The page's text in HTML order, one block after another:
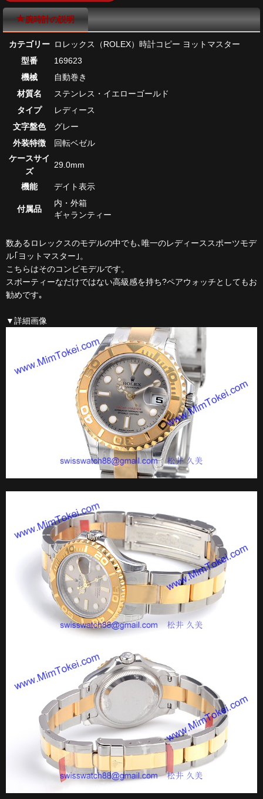
腕時計の説明
カテゴリー ロレックス（ROLEX）時計コピー ヨットマスター
型番
169623
機械
自動巻き
材質名
ステンレス・イエローゴールド
タイプ
レディース
文字盤色
グレー
外装特徴
回転ベゼル
ケースサイ
ズ
29.0mm
機能 デイト表示
付属品
内・外箱
ギャランティー
数あるロレックスのモデルの中でも､唯一のレディーススポーツモデ
ル｢ヨットマスター｣。
こちらはそのコンビモデルです。
スポーティーなだけではない高級感を持ち?ペアウォッチとしてもお
勧めです｡
▼詳細画像